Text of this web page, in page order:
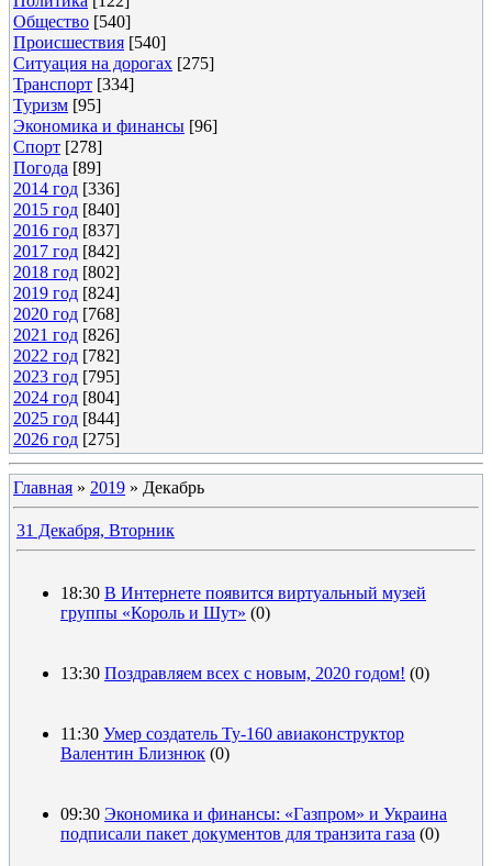
Общество [540]
Происшествия [540]
Ситуация на дорогах [275]
Транспорт [334]
Туризм [95]
Экономика и финансы [96]
Спорт [278]
Погода [89]
2014 год [336]
2015 год [840]
2016 год [837]
2017 год [842]
2018 год [802]
2019 год [824]
2020 год [768]
2021 год [826]
2022 год [782]
2023 год [795]
2024 год [804]
2025 год [844]
2026 год [275]
Главная » 2019 » Декабрь
31 Декабря, Вторник
18:30 В Интернете появится виртуальный музей
группы «Король и Шут» (0)
13:30 Поздравляем всех с новым, 2020 годом! (0)
11:30 Умер создатель Ту-160 авиаконструктор
Валентин Близнюк (0)
09:30 Экономика и финансы: «Газпром» и Украина
подписали пакет документов для транзита газа (0)